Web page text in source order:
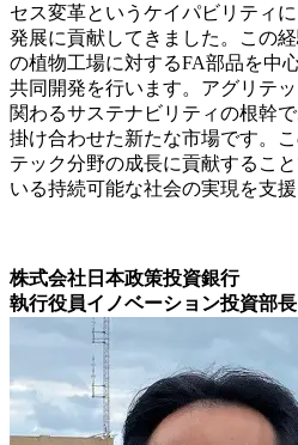
セス変革というケイパビリティ
発展に貢献してきました。この
の植物工場に対するFA部品を中
共同開発を行います。アグリテ
関わるサステナビリティの根幹
掛け合わせた新たな市場です。
テック分野の成長に貢献するこ
いる持続可能な社会の実現を支援
株式会社日本政策投資銀行
執行役員イノベーション投資部